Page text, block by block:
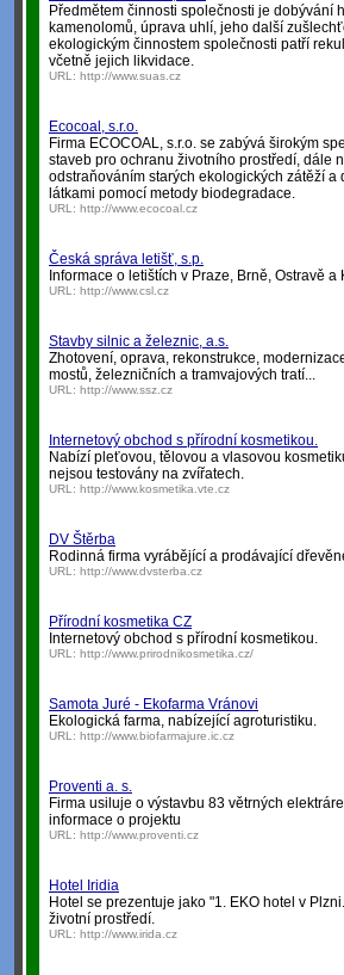
Předmětem činnosti společnosti je
kamenolomů, úprava uhlí, jeho další
ekologickým činnostem společnosti patří
včetně jejich likvidace.
URL: http://www.suas.cz
Ecocoal, s.r.o.
Firma ECOCOAL, s.r.o. se zabývá širokým
staveb pro ochranu životního prostředí, dále
odstraňováním starých ekologických zátěží
látkami pomocí metody biodegradace.
URL: http://www.ecocoal.cz
Česká správa letišť, s.p.
Informace o letištích v Praze, Brně, Ostravě
URL: http://www.csl.cz
Stavby silnic a železnic, a.s.
Zhotovení, oprava, rekonstrukce,
mostů, železničních a tramvajových tratí...
URL: http://www.ssz.cz
Internetový obchod s přírodní kosmetikou.
Nabízí pleťovou, tělovou a vlasovou
nejsou testovány na zvířatech.
URL: http://www.kosmetika.vte.cz
DV Štěrba
Rodinná firma vyrábějící a prodávající
URL: http://www.dvsterba.cz
Přírodní kosmetika CZ
Internetový obchod s přírodní kosmetikou.
URL: http://www.prirodnikosmetika.cz/
Samota Juré - Ekofarma Vránovi
Ekologická farma, nabízející agroturistiku.
URL: http://www.biofarmajure.ic.cz
Proventi a. s.
Firma usiluje o výstavbu 83 větrných
informace o projektu
URL: http://www.proventi.cz
Hotel Iridia
Hotel se prezentuje jako "1. EKO hotel v
životní prostředí.
URL: http://www.irida.cz